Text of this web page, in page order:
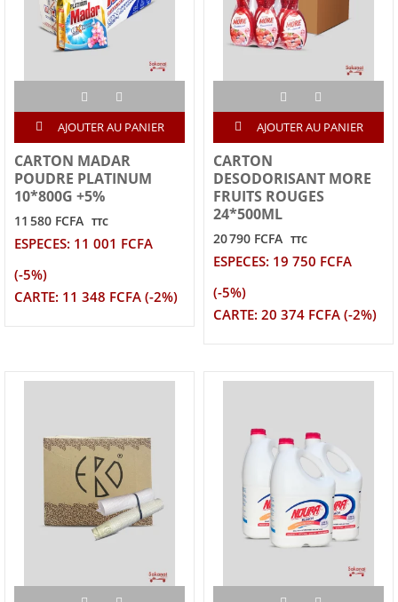
AJOUTER AU PANIER
CARTON MADAR
POUDRE PLATINUM
10*800G +5%
11 580 FCFA TTC
ESPECES: 11 001 FCFA
(-5%)
CARTE: 11 348 FCFA (-2%)
AJOUTER AU PANIER
CARTON
DESODORISANT MORE
FRUITS ROUGES
24*500ML
20 790 FCFA TTC
ESPECES: 19 750 FCFA
(-5%)
CARTE: 20 374 FCFA (-2%)